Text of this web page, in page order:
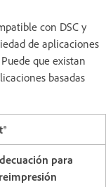
con DSC y
de aplicaciones
que existan
basadas
para